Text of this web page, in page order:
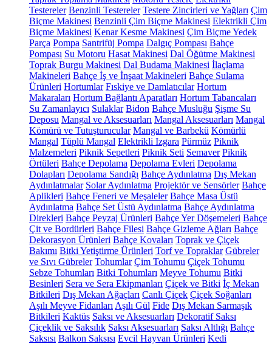
Testereler Benzinli Testereler Testere Zincirleri ve Yağları Çim
Biçme Makinesi Benzinli Çim Biçme Makinesi Elektrikli Çim
Biçme Makinesi Kenar Kesme Makinesi Çim Biçme Yedek
Parça Pompa Santrifüj Pompa Dalgıç Pompası Bahçe
Pompası Su Motoru Hasat Makinesi Dal Öğütme Makinesi
Toprak Burgu Makinesi Dal Budama Makinesi İlaçlama
Makineleri Bahçe İş ve İnşaat Makineleri Bahçe Sulama
Ürünleri Hortumlar Fıskiye ve Damlatıcılar Hortum
Makaraları Hortum Bağlantı Aparatları Hortum Tabancaları
Su Zamanlayıcı Sulaklar Bidon Bahçe Musluğu Şişme Su
Deposu Mangal ve Aksesuarları Mangal Aksesuarları Mangal
Kömürü ve Tutuşturucular Mangal ve Barbekü Kömürlü
Mangal Tüplü Mangal Elektrikli Izgara Pürmüz Piknik
Malzemeleri Piknik Sepetleri Piknik Seti Semaver Piknik
Örtüleri Bahçe Depolama Depolama Evleri Depolama
Dolapları Depolama Sandığı Bahçe Aydınlatma Dış Mekan
Aydınlatmalar Solar Aydınlatma Projektör ve Sensörler Bahçe
Aplikleri Bahçe Feneri ve Meşaleler Bahçe Masa Üstü
Aydınlatma Bahçe Set Üstü Aydınlatma Bahçe Aydınlatma
Direkleri Bahçe Peyzaj Ürünleri Bahçe Yer Döşemeleri Bahçe
Çit ve Bordürleri Bahçe Filesi Bahçe Gizleme Ağları Bahçe
Dekorasyon Ürünleri Bahçe Kovaları Toprak ve Çiçek
Bakımı Bitki Yetiştirme Ürünleri Torf ve Topraklar Gübreler
ve Sıvı Gübreler Tohumlar Çim Tohumu Çiçek Tohumu
Sebze Tohumları Bitki Tohumları Meyve Tohumu Bitki
Besinleri Sera ve Sera Ekipmanları Çiçek ve Bitki İç Mekan
Bitkileri Dış Mekan Ağaçları Canlı Çiçek Çiçek Soğanları
Aşılı Meyve Fidanları Aşılı Gül Fide Dış Mekan Sarmaşık
Bitkileri Kaktüs Saksı ve Aksesuarları Dekoratif Saksı
Çiçeklik ve Saksılık Saksı Aksesuarları Saksı Altlığı Bahçe
Saksısı Balkon Saksısı Evcil Hayvan Ürünleri Kedi